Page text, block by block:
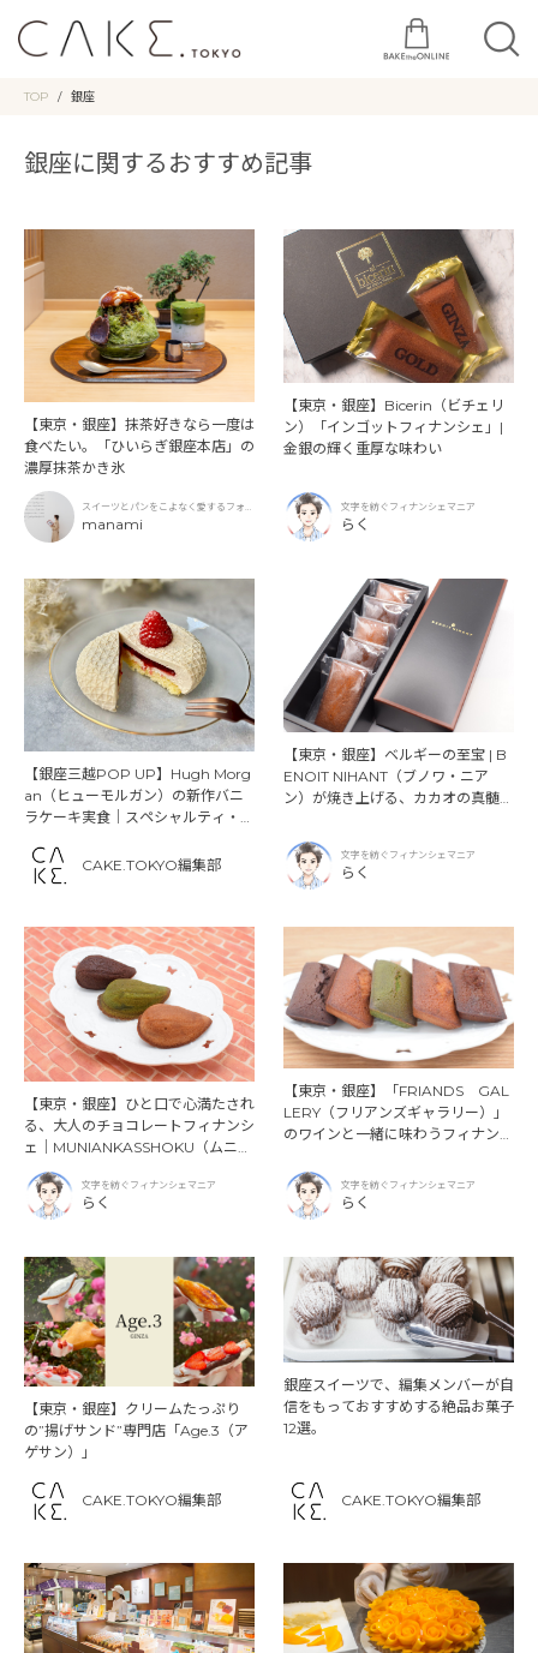
TOP 銀座
銀座に関するおすすめ記事
【東京・銀座】抹茶好きなら一度は
食べたい。「ひいらぎ銀座本店」の
濃厚抹茶かき氷
スイーツとパンをこよなく愛するフォト
グラファー
manami
【東京・銀座】Bicerin（ビチェリ
ン）「インゴットフィナンシェ」|
金銀の輝く重厚な味わい
文字を紡ぐフィナンシェマニア
らく
【銀座三越POP UP】Hugh Morg
an（ヒューモルガン）の新作バニ
ラケーキ実食｜スペシャルティ・バ
CAKE.TOKYO編集部
【東京・銀座】ベルギーの至宝 | B
ENOIT NIHANT（ブノワ・ニア
ン）が焼き上げる、カカオの真髄が
文字を紡ぐフィナンシェマニア
らく
【東京・銀座】ひと口で心満たされ
る、大人のチョコレートフィナンシ
ェ｜MUNIANKASSHOKU（ムニア
ンカッショク）
文字を紡ぐフィナンシェマニア
らく
【東京・銀座】「FRIANDS GAL
LERY（フリアンズギャラリー）」
のワインと一緒に味わうフィナンシ
文字を紡ぐフィナンシェマニア
らく
【東京・銀座】クリームたっぷり
の”揚げサンド”専門店「Age.3（ア
ゲサン）」
CAKE.TOKYO編集部
銀座スイーツで、編集メンバーが自
信をもっておすすめする絶品お菓子
12選。
CAKE.TOKYO編集部